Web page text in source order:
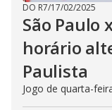
DO R7/17/02/2025
São Paulo
horário
Paulista
Jogo de quarta-